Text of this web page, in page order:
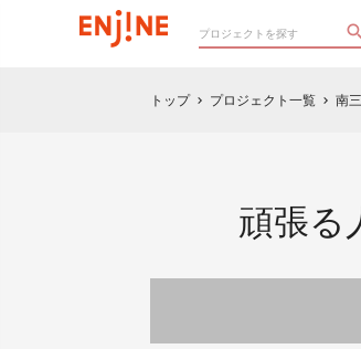
トップ chevron_right プロジェクト一覧 chevron_right 南
頑張る